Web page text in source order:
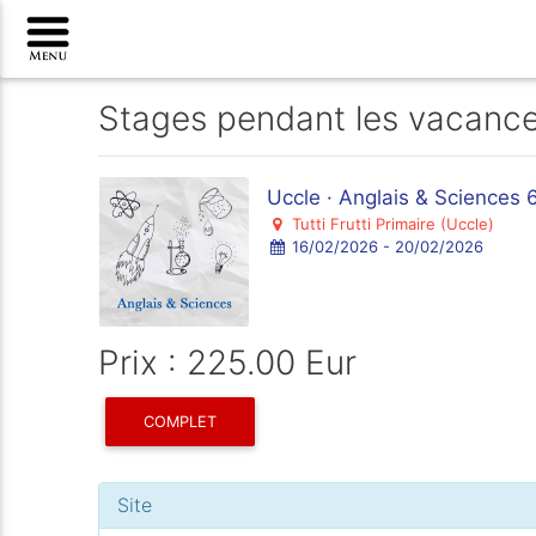
Stages pendant les
Uccle · Anglais & Sciences
Tutti Frutti Primaire (Uccle)
16/02/2026 - 20/02/2026
Prix : 225.00 Eur
COMPLET
Site